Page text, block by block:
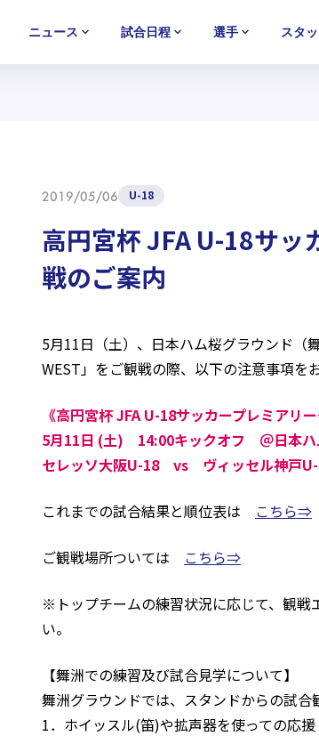
ニュース 試合日程 選手 スタ
2019/05/06 U-18
高円宮杯 JFA U-18サッ
戦のご案内
5月11日（土）、日本ハム桜グラウンド（
WEST」をご観戦の際、以下の注意事項を
《高円宮杯 JFA U-18サッカープレミアリ
5月11日 (土) 14:00キックオフ ＠日本ハ
セレッソ大阪U-18 vs ヴィッセル神戸
これまでの試合結果と順位表は こちら⇒
ご観戦場所ついては こちら⇒
※トップチームの練習状況に応じて、観戦
い。
【舞洲での練習及び試合見学について】
舞洲グラウンドでは、スタンドからの試合
1．ホイッスル(笛)や拡声器を使っての応援